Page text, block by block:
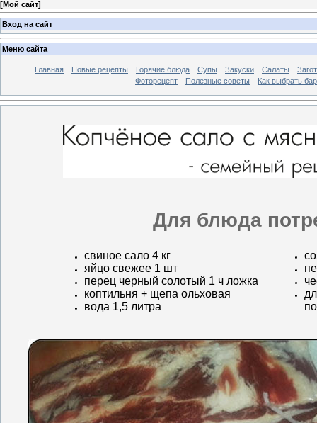
[Мой сайт]
Вход на сайт
Меню сайта
Главная Новые рецепты Горячие блюда Супы Закуски Салаты
Фоторецепт
Полезные советы Как выбрать
Для блюда
свиное сало 4 кг
яйцо свежее 1 шт
перец черный солотый 1 ч ложка
коптильня + щепа ольховая
вода 1,5 литра